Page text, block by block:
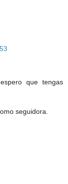
que tengas
seguidora.